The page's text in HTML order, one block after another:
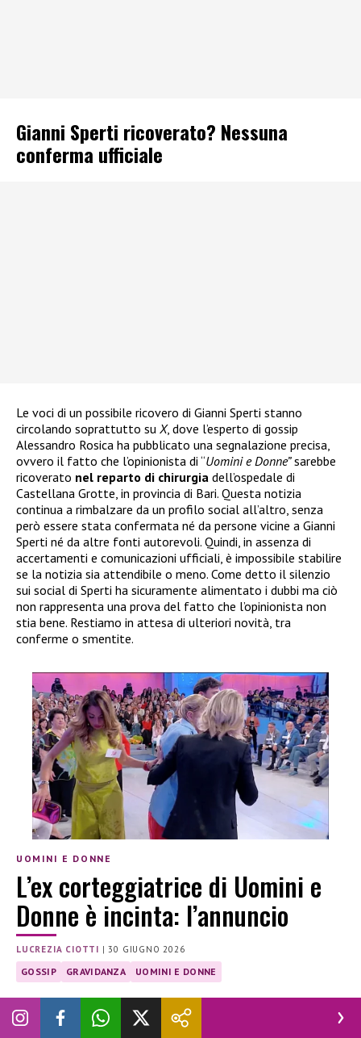
Gianni Sperti ricoverato? Nessuna
conferma ufficiale
Le voci di un possibile ricovero di Gianni Sperti stanno
circolando soprattutto su X, dove l’esperto di gossip
Alessandro Rosica ha pubblicato una segnalazione precisa,
ovvero il fatto che l’opinionista di “Uomini e Donne”sarebbe
ricoverato nel reparto di chirurgia dell’ospedale di
Castellana Grotte, in provincia di Bari. Questa notizia
continua a rimbalzare da un profilo social all’altro, senza
però essere stata confermata né da persone vicine a Gianni
Sperti né da altre fonti autorevoli. Quindi, in assenza di
accertamenti e comunicazioni ufficiali, è impossibile stabilire
se la notizia sia attendibile o meno. Come detto il silenzio
sui social di Sperti ha sicuramente alimentato i dubbi ma ciò
non rappresenta una prova del fatto che l’opinionista non
stia bene. Restiamo in attesa di ulteriori novità, tra
conferme o smentite.
UOMINI E DONNE
L’ex corteggiatrice di Uomini e
Donne è incinta: l’annuncio
LUCREZIA CIOTTI |30 GIUGNO 2026
GOSSIP GRAVIDANZA UOMINI E DONNE
Il percorso difficile di Marika Abbonato e Alessandro Piscopo
verso la genitorialità: l’annuncio inatteso della gravidanza